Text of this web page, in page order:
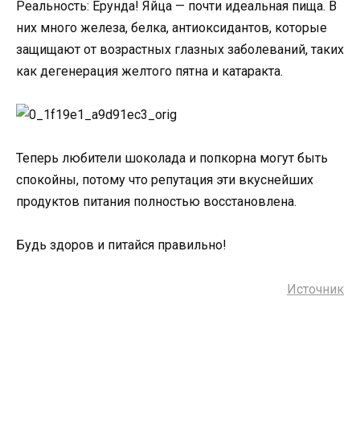
Реальность: Ерунда! Яйца — почти идеальная пища. В
них много железа, белка, антиоксидантов, которые
защищают от возрастных глазных заболеваний, таких
как дегенерация желтого пятна и катаракта.
Теперь любители шоколада и попкорна могут быть
спокойны, потому что репутация эти вкуснейших
продуктов питания полностью восстановлена.
Будь здоров и питайся правильно!
Источник